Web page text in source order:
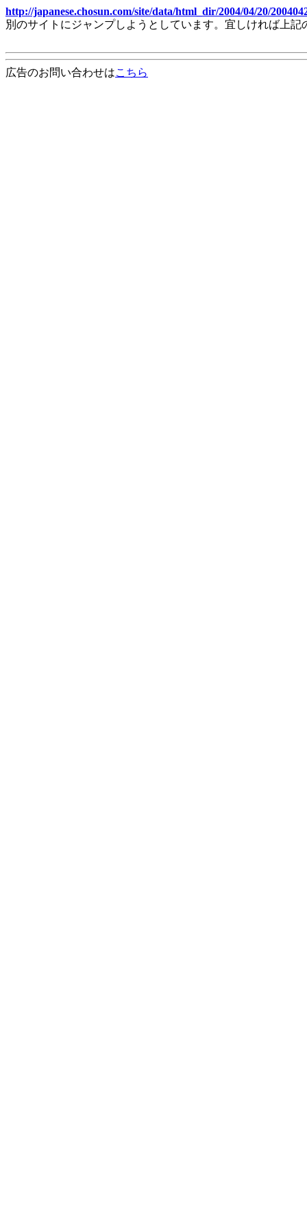
http://japanese.chosun.com/site/data/html_dir/2004/04/20/
別のサイトにジャンプしようとしています。宜しければ上
広告のお問い合わせはこちら